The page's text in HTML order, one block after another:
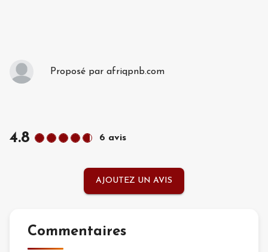
Proposé par afriqpnb.com
4.8 6 avis
AJOUTEZ UN AVIS
Commentaires